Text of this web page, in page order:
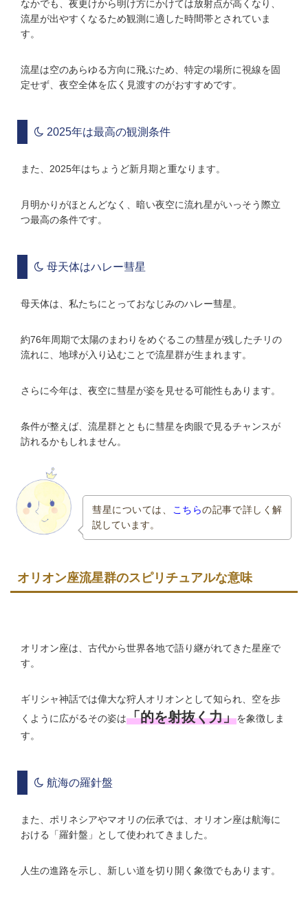
なかでも、夜更けから明け方にかけては放射点が高くなり、
流星が出やすくなるため観測に適した時間帯とされていま
す。
流星は空のあらゆる方向に飛ぶため、特定の場所に視線を固
定せず、夜空全体を広く見渡すのがおすすめです。
2025年は最高の観測条件
また、2025年はちょうど新月期と重なります。
月明かりがほとんどなく、暗い夜空に流れ星がいっそう際立
つ最高の条件です。
母天体はハレー彗星
母天体は、私たちにとっておなじみのハレー彗星。
約76年周期で太陽のまわりをめぐるこの彗星が残したチリの
流れに、地球が入り込むことで流星群が生まれます。
さらに今年は、夜空に彗星が姿を見せる可能性もあります。
条件が整えば、流星群とともに彗星を肉眼で見るチャンスが
訪れるかもしれません。
彗星については、 こちらの記事で詳しく解
説しています。
オリオン座流星群のスピリチュアルな意味
オリオン座は、古代から世界各地で語り継がれてきた星座で
す。
ギリシャ神話では偉大な狩人オリオンとして知られ、空を歩
くように広がるその姿は「的を射抜く力」を象徴しま
す。
航海の羅針盤
また、ポリネシアやマオリの伝承では、オリオン座は航海に
おける「羅針盤」として使われてきました。
人生の進路を示し、新しい道を切り開く象徴でもあります。